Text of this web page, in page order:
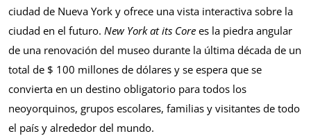
ciudad de Nueva York y ofrece una vista interactiva sobre la
ciudad en el futuro. New York at its Core es la piedra angular
de una renovación del museo durante la última década de un
total de $ 100 millones de dólares y se espera que se
convierta en un destino obligatorio para todos los
neoyorquinos, grupos escolares, familias y visitantes de todo
el país y alrededor del mundo.